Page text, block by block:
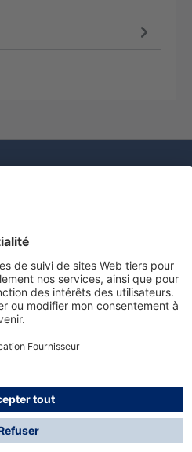
Dräger
et de livraison standard
la valeur ou du volume de